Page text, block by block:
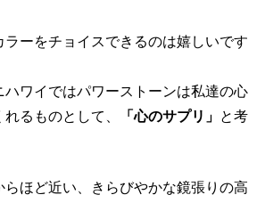
ーをチョイスできるのは嬉しいです
ハワイではパワーストーンは私達の心
るものとして、
「心のサプリ」 と考
ほど近い、きらびやかな鏡張りの高